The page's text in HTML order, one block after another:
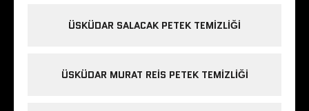
ÜSKÜDAR SALACAK PETEK TEMIZLIĞI
ÜSKÜDAR MURAT REIS PETEK TEMIZLIĞI